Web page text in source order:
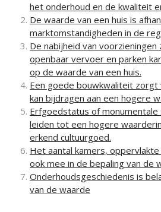
het onderhoud en de kwaliteit
De waarde van een huis is
marktomstandigheden in de
De nabijheid van voorzieningen
openbaar vervoer en parken
op de waarde van een huis.
Een goede bouwkwaliteit
kan bijdragen aan een hogere
Erfgoedstatus of monumentale
leiden tot een hogere
erkend cultuurgoed.
Het aantal kamers,
ook mee in de bepaling van de
Onderhoudsgeschiedenis is
van de waarde